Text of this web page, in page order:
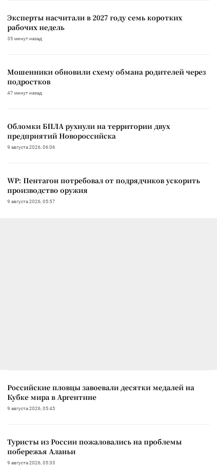
Эксперты насчитали в 2027 году семь коротких
рабочих недель
35 минут назад
Мошенники обновили схему обмана родителей через
подростков
47 минут назад
Обломки БПЛА рухнули на территории двух
предприятий Новороссийска
9 августа 2026, 06:06
WP: Пентагон потребовал от подрядчиков ускорить
производство оружия
9 августа 2026, 05:57
Российские пловцы завоевали десятки медалей на
Кубке мира в Аргентине
9 августа 2026, 05:45
Туристы из России пожаловались на проблемы
побережья Аланьи
9 августа 2026, 05:33